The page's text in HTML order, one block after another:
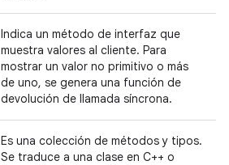
Indica un método de interfaz que
muestra valores al cliente. Para
mostrar un valor no primitivo o más
de uno, se genera una función de
devolución de llamada síncrona.
Es una colección de métodos y tipos.
Se traduce a una clase en C++ o